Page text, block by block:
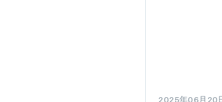
2025年06月20